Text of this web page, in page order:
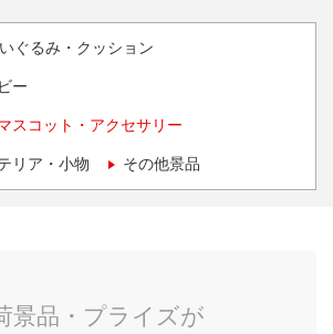
ぐるみ・クッション
ー
スコット・アクセサリー
リア・小物 その他景品